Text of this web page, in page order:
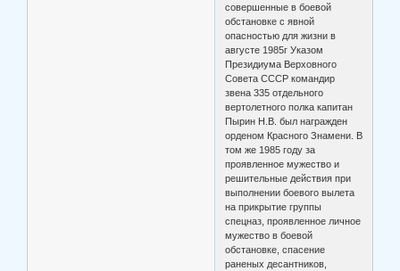
совершенные в боевой
обстановке с явной
опасностью для жизни в
августе 1985г Указом
Президиума Верховного
Совета СССР командир
звена 335 отдельного
вертолетного полка капитан
Пырин Н.В. был награжден
орденом Красного Знамени. В
том же 1985 году за
проявленное мужество и
решительные действия при
выполнении боевого вылета
на прикрытие группы
спецназ, проявленное личное
мужество в боевой
обстановке, спасение
раненых десантников,